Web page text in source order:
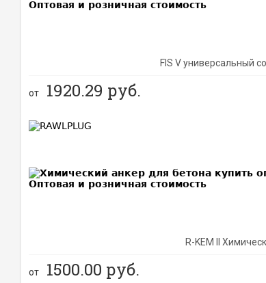
FIS V универсальный
от 1920.29 руб.
R-KEM II
от 1500.00 руб.